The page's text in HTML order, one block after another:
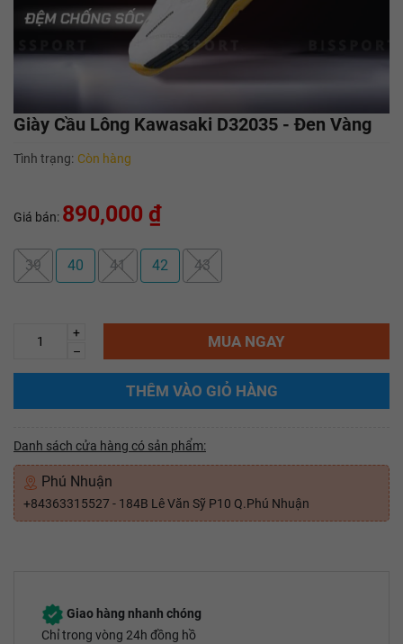
Giày Cầu Lông Kawasaki D32035 - Đen Vàng
Tình trạng: Còn hàng
Giá bán: 890,000 ₫
39 40 41 42 43
+
–
MUA NGAY
THÊM VÀO GIỎ HÀNG
Danh sách cửa hàng có sản phẩm:
Phú Nhuận
+84363315527 - 184B Lê Văn Sỹ P10 Q.Phú Nhuận
Giao hàng nhanh chóng
Chỉ trong vòng 24h đồng hồ